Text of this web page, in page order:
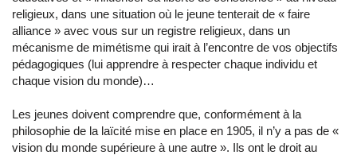
religieux, dans une situation où le jeune tenterait de « faire
alliance » avec vous sur un registre religieux, dans un
mécanisme de mimétisme qui irait à l’encontre de vos objectifs
pédagogiques (lui apprendre à respecter chaque individu et
chaque vision du monde)…
Les jeunes doivent comprendre que, conformément à la
philosophie de la laïcité mise en place en 1905, il n’y a pas de «
vision du monde supérieure à une autre ». Ils ont le droit au